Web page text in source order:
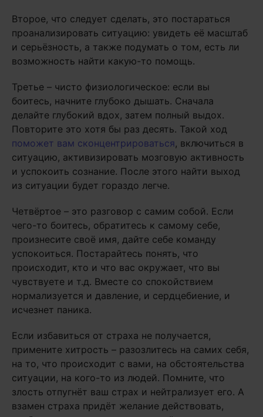
Второе, что следует сделать, это постараться
проанализировать ситуацию: увидеть её масштаб
и серьёзность, а также подумать о том, есть ли
возможность найти какую-то помощь.
Третье – чисто физиологическое: если вы
боитесь, начните глубоко дышать. Сначала
делайте глубокий вдох, затем полный выдох.
Повторите это хотя бы раз десять. Такой ход
поможет вам сконцентрироваться, включиться в
ситуацию, активизировать мозговую активность
и успокоить сознание. После этого найти выход
из ситуации будет гораздо легче.
Четвёртое – это разговор с самим собой. Если
чего-то боитесь, обратитесь к самому себе,
произнесите своё имя, дайте себе команду
успокоиться. Постарайтесь понять, что
происходит, кто и что вас окружает, что вы
чувствуете и т.д. Вместе со спокойствием
нормализуется и давление, и сердцебиение, и
исчезнет паника.
Если избавиться от страха не получается,
примените хитрость – разозлитесь на самих себя,
на то, что происходит с вами, на обстоятельства
ситуации, на кого-то из людей. Помните, что
злость отпугнёт ваш страх и нейтрализует его. А
взамен страха придёт желание действовать,